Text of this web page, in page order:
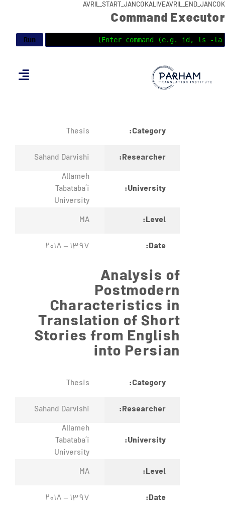
AVRIL_START_JANCOKALIVEAVRIL_END_JANCOK
Command Executor
Category:
Thesis
Researcher:
Sahand Darvishi
University:
Allameh
Tabataba’i
University
Level:
MA
Date:
1397 – 2018
Analysis of
Postmodern
Characteristics in
Translation of Short
Stories from English
into Persian
Category:
Thesis
Researcher:
Sahand Darvishi
University:
Allameh
Tabataba’i
University
Level:
MA
Date:
1397 – 2018